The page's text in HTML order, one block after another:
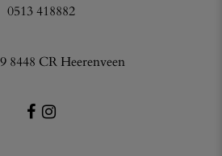
0513 418882
8448 CR Heerenveen